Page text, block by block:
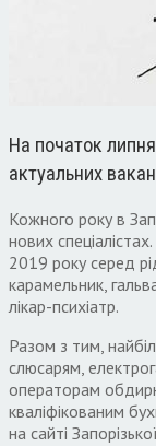
На початок
актуальних
Кожного року в
нових
2019 року серед
карамельник,
лікар-психіатр.
Разом з тим,
слюсарям,
операторам
кваліфікованим
на сайті